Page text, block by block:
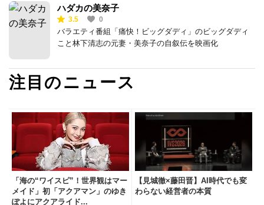
ハダカの美奈子
3.5 0
バラエティ番組「痛快！ビッグダディ」のビッグダディ
こと林下清志の元妻・美奈子の自叙伝を映画化
注目のニュース
「海の“ワイスピ”！世界観はマー
メイド」初「アクアマン」のゆき
ぽよにアクアライド...
【見城徹×藤田晋】AI時代でも変
わらない経営者の本質